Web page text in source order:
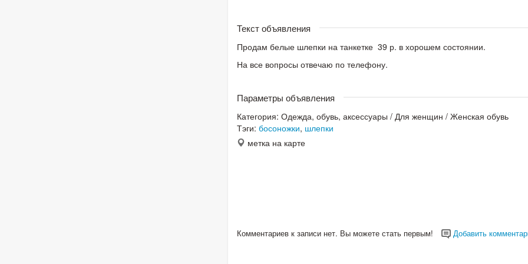
Текст объявления
Продам белые шлепки на танкетке 39 р. в хорошем состоянии.
На все вопросы отвечаю по телефону.
Параметры объявления
Категория: Одежда, обувь, аксессуары / Для женщин / Женская обувь
Тэги: босоножки, шлепки
метка на карте
Комментариев к записи нет. Вы можете стать первым! Добавить